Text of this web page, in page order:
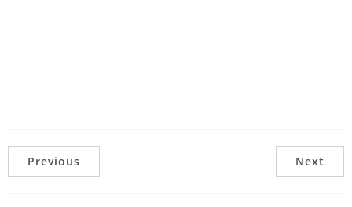
Previous Next